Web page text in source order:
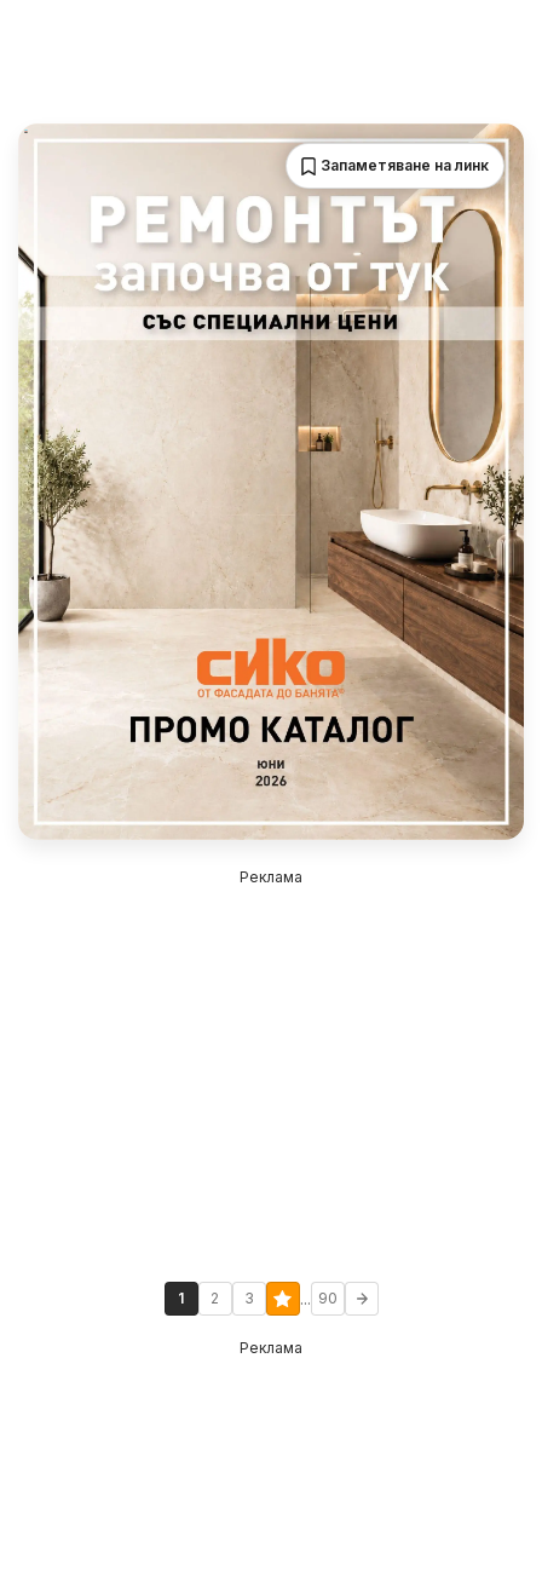
Запаметяване на линк
Реклама
1 2 3 ... 90
Реклама